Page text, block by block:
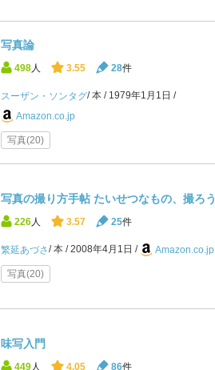
写真論
498 人 3.55 28件
スーザン・ソンタグ 本
1979年1月1日
Amazon.co.jp
写真(20)
写真の撮り方手帖 たいせつなもの、撮ろう
226 人 3.57 25件
繁延あづさ 本 2008年4月1日 Amazon.co.jp
写真(20)
味写入門
449 人 4.05 86件